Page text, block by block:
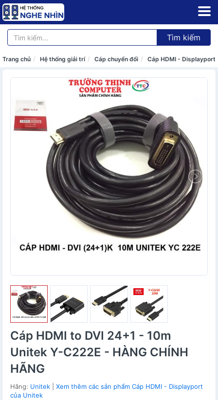
Tìm kiếm
Trang chủ Hệ thống giải trí Cáp chuyển đổi Cáp HDMI - Displayport
Cáp HDMI to DVI 24+1 - 10m
Unitek Y-C222E - HÀNG CHÍNH
HÃNG
Hãng: Unitek
Xem thêm các sản phẩm Cáp HDMI - Displayport
của Unitek